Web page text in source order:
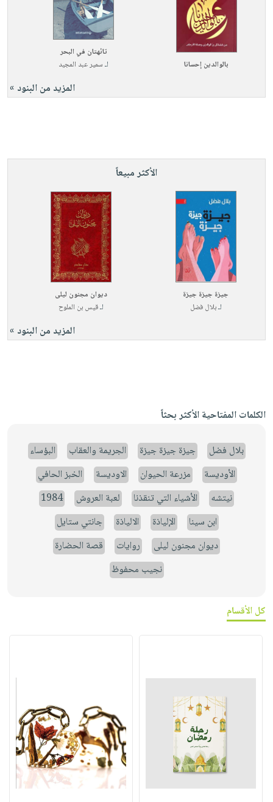
بالوالدين إحسانا
تائهتان في البحر
لـسمير عبد المجيد
المزيد من البنود »
الأكثر مبيعاً
جيزة جيزة جيزة
لـبلال فضل
ديوان مجنون ليلى
لـقيس بن الملوح
المزيد من البنود »
الكلمات المفتاحية الأكثر بحثاً
بلال فضل جيزة جيزة جيزة الجريمة والعقاب
البؤساء
الأوديسة
مزرعة الحيوان الاوديسة
الخبز الحافي
نيتشه
الأشياء التي تنقذنا لعبة العروش
1984
ابن سينا
الإلياذة الالياذة
جانتي ستايل
ديوان مجنون ليلى
روايات
قصة الحضارة
نجيب محفوظ
كل الأقسام